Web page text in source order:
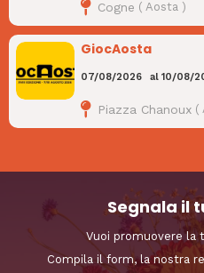
Cogne ( Aosta )
GiocAosta
07/08/2026 al10/08/
Piazza Chanoux (
Segnala il
Vuoi promuovere la
Compila il form, la nostra